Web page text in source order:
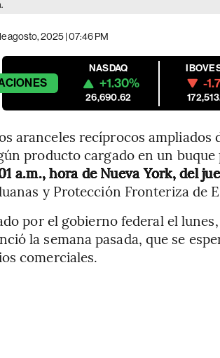
agosto, 2025 | 07:46 PM
NASDAQ
+1.30%
26,690.62
-
aranceles recíprocos ampliados
producto cargado en un
a.m., hora de Nueva York, del
y Protección Fronteriza de
por el gobierno federal el
la semana pasada, que se
comerciales.